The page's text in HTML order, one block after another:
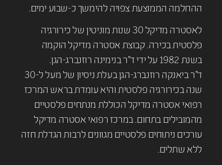
ההחלמה הממוצעת צפויה להימשך כ-שבוע ימים.
לאסטרה מדיקל 30 שנות מוניטין של כירורגיה
פלסטית בכירה. קבוצת אסטרה מדיקל הוקמה
בשנת 1982 על ידי ד"ר בנימינה רוזנברג-הגן.
ד"ר ביאנקה רוזנברג-הגן בעלת ניסיון של מעל ל-30
שנה בכירורגיה פלסטית והיא עומדת בראש המרכז
רפואי אסטרה מדיקל הכוללת מנתחים פלסטיים
מהמובילים בתחום. במרכז רפואי אסטרה מדיקל
עורכים ניתוחים פלסטיים מגוונים לרבות הגדלת חזה
ללא שתלים.